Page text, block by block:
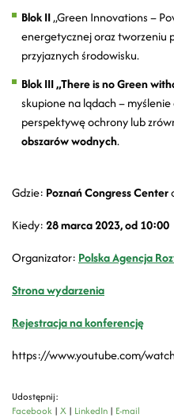
Blok II„Green Innovations –
energetycznej oraz tworzeniu
przyjaznych środowisku.
Blok III „There is no Green
skupione na lądach –
perspektywę ochrony lub
obszarów wodnych.
Gdzie: Poznań Congress Center
Kiedy:28 marca 2023, od 10:00
Organizator: Polska Agencja
Strona wydarzenia
Rejestracja na konferencję
https://www.youtube.com/
Udostępnij:
Facebook | X | LinkedIn | E-mail